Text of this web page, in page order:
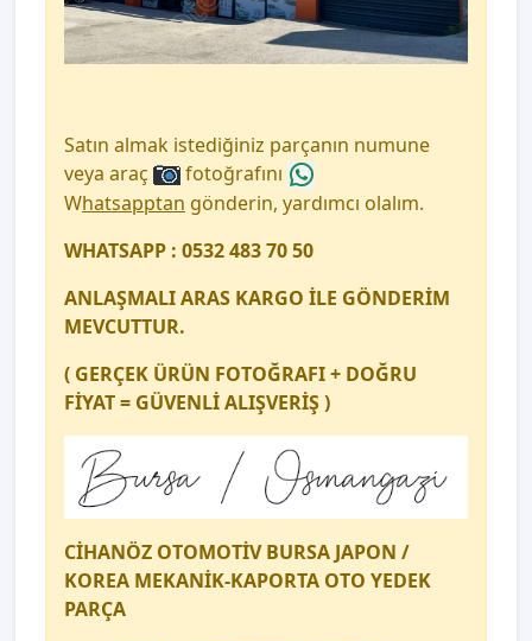
Satın almak istediğiniz parçanın numune
veya araç
fotoğrafını
Whatsapptan gönderin, yardımcı olalım.
WHATSAPP : 0532 483 70 50
ANLAŞMALI ARAS KARGO İLE GÖNDERİM
MEVCUTTUR.
( GERÇEK ÜRÜN FOTOĞRAFI + DOĞRU
FİYAT = GÜVENLİ ALIŞVERİŞ )
CİHANÖZ OTOMOTİV BURSA JAPON /
KOREA MEKANİK-KAPORTA OTO YEDEK
PARÇA